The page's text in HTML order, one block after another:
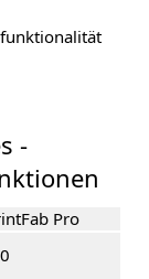
-
Pro